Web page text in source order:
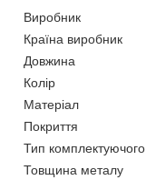
Виробник
Країна виробник
Довжина
Колір
Матеріал
Покриття
Тип комплектуючого
Товщина металу